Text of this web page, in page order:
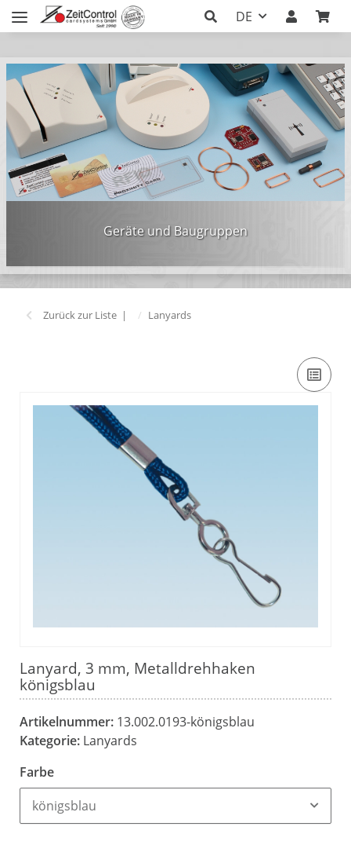
DE
Geräte und Baugruppen
Zurück zur Liste Lanyards
Lanyard, 3 mm, Metalldrehhaken
königsblau
Artikelnummer: 13.002.0193-königsblau
Kategorie: Lanyards
Farbe
königsblau